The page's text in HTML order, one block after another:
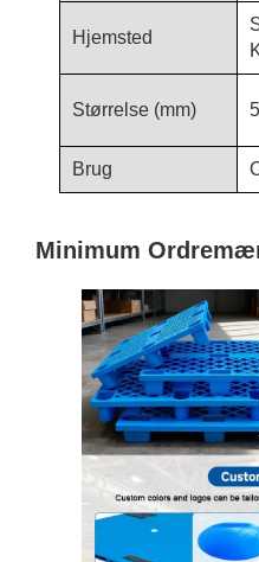
Hjemsted
Størrelse (mm)
Brug
Minimum